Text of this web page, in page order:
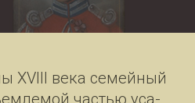
XVIII ве­ка се­мей­ный
частью уса­